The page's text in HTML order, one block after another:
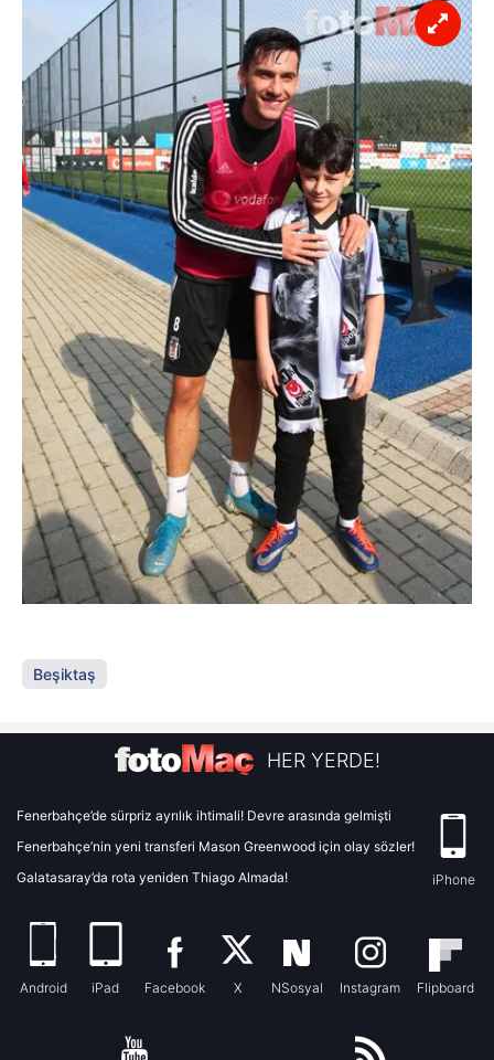
Beşiktaş
HER YERDE!
Fenerbahçe’de sürpriz ayrılık ihtimali! Devre arasında gelmişti
Fenerbahçe’nin yeni transferi Mason Greenwood için olay sözler!
Galatasaray’da rota yeniden Thiago Almada!
iPhone
Android iPad Facebook X NSosyal Instagram Flipboard